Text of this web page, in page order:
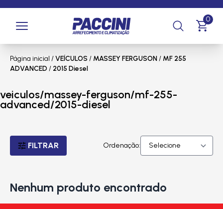
0
Página inicial /VEÍCULOS / MASSEY FERGUSON/ MF 255
ADVANCED / 2015 Diesel
veiculos/massey-ferguson/mf-255-
advanced/2015-diesel
FILTRAR Ordenação:
Nenhum produto encontrado